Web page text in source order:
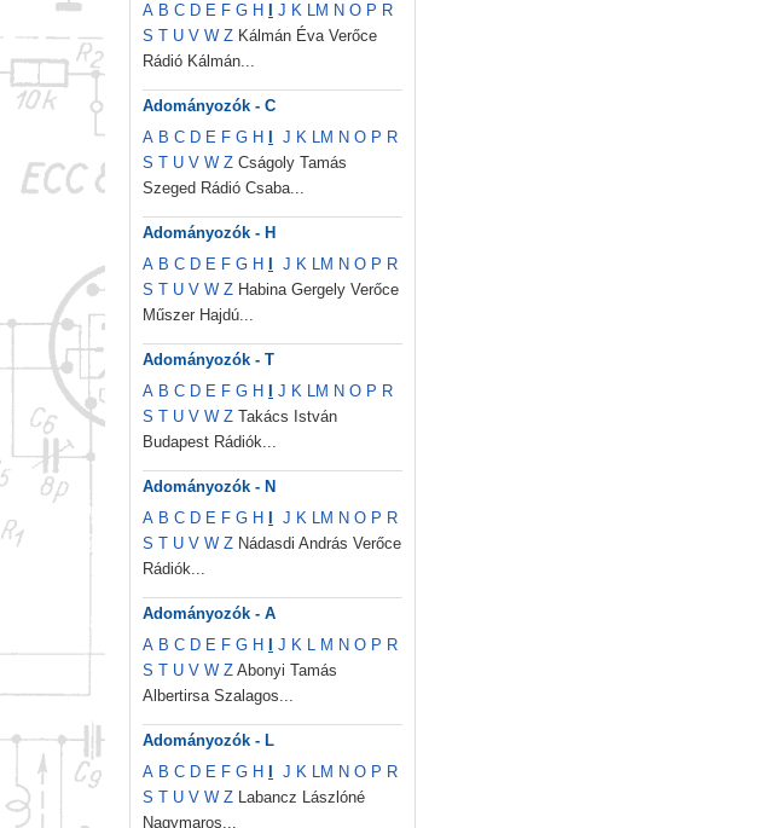
A B C D E F G H J K LM N O P R
S T U V W Z Kálmán Éva Verőce
Rádió Kálmán...
Adományozók - C
A B C D E F G H J K LM N O P R
S T U V W Z Cságoly Tamás
Szeged Rádió Csaba...
Adományozók - H
A B C D E F G H J K LM N O P R
S T U V W Z Habina Gergely Verőce
Műszer Hajdú...
Adományozók - T
A B C D E F G H J K LM N O P R
S T U V W Z Takács István
Budapest Rádiók...
Adományozók - N
A B C D E F G H J K LM N O P R
S T U V W Z Nádasdi András Verőce
Rádiók...
Adományozók - A
A B C D E F G H J K L M N O P R
S T U V W Z Abonyi Tamás
Albertirsa Szalagos...
Adományozók - L
A B C D E F G H J K LM N O P R
S T U V W Z Labancz Lászlóné
Nagymaros...